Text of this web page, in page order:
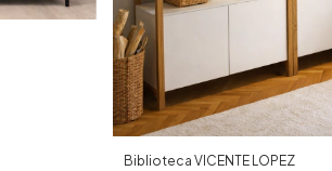
Biblioteca VICENTE LOPEZ